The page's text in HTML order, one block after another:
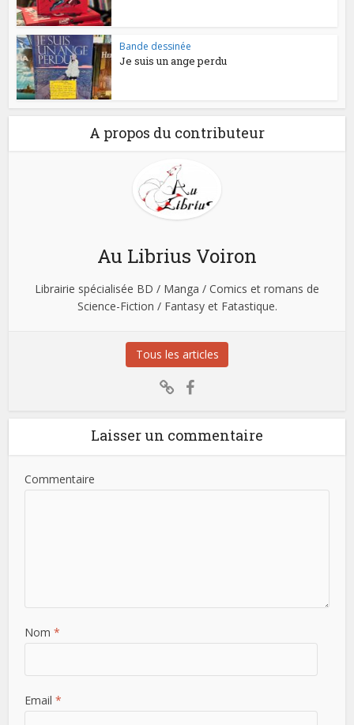
Bande dessinée
Je suis un ange perdu
A propos du contributeur
Au Librius Voiron
Librairie spécialisée BD / Manga / Comics et romans de
Science-Fiction / Fantasy et Fatastique.
Tous les articles
Laisser un commentaire
Commentaire
Nom *
Email *